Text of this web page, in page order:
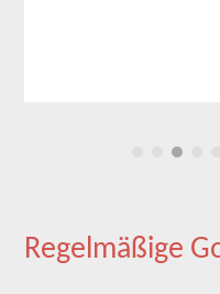
Regelmäßige